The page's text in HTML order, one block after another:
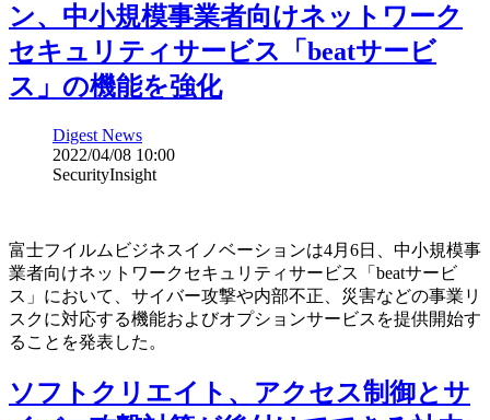
ン、中小規模事業者向けネットワーク
セキュリティサービス「beatサービ
ス」の機能を強化
Digest News
2022/04/08 10:00
SecurityInsight
富士フイルムビジネスイノベーションは4月6日、中小規模事
業者向けネットワークセキュリティサービス「beatサービ
ス」において、サイバー攻撃や内部不正、災害などの事業リ
スクに対応する機能およびオプションサービスを提供開始す
ることを発表した。
ソフトクリエイト、アクセス制御とサ